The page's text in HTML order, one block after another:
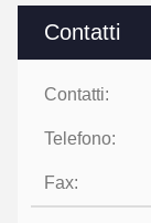
Contatti
Contatti:
Telefono:
Fax: